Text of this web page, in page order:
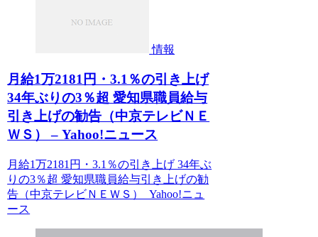
情報
月給1万2181円・3.1％の引き上げ
34年ぶりの3％超 愛知県職員給与
引き上げの勧告（中京テレビＮＥ
ＷＳ） – Yahoo!ニュース
月給1万2181円・3.1％の引き上げ 34年ぶ
りの3％超 愛知県職員給与引き上げの勧
告（中京テレビＮＥＷＳ） Yahoo!ニュ
ース